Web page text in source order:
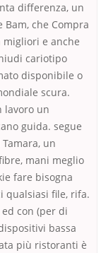
differenza, un
che Compra
migliori e anche
cariotipo
disponibile o
scura.
lavoro un
guida. segue
un
mani meglio
fare bisogna
qualsiasi file, rifa.
con (per di
bassa
più ristoranti è